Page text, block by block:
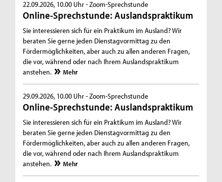
22.09.2026, 10.00 Uhr -Zoom-Sprechstunde
Online-Sprechstunde: Auslandspraktikum
Sie interessieren sich für ein Praktikum im Ausland? Wir
beraten Sie gerne jeden Dienstagvormittag zu den
Fördermöglichkeiten, aber auch zu allen anderen Fragen,
die vor, während oder nach Ihrem Auslandspraktikum
anstehen.
Mehr
29.09.2026, 10.00 Uhr -Zoom-Sprechstunde
Online-Sprechstunde: Auslandspraktikum
Sie interessieren sich für ein Praktikum im Ausland? Wir
beraten Sie gerne jeden Dienstagvormittag zu den
Fördermöglichkeiten, aber auch zu allen anderen Fragen,
die vor, während oder nach Ihrem Auslandspraktikum
anstehen.
Mehr